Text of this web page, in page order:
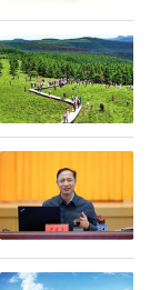
西省“晋情
新活动，
，有效带
细化汽
、智能手
销政策措
化、智能
据显